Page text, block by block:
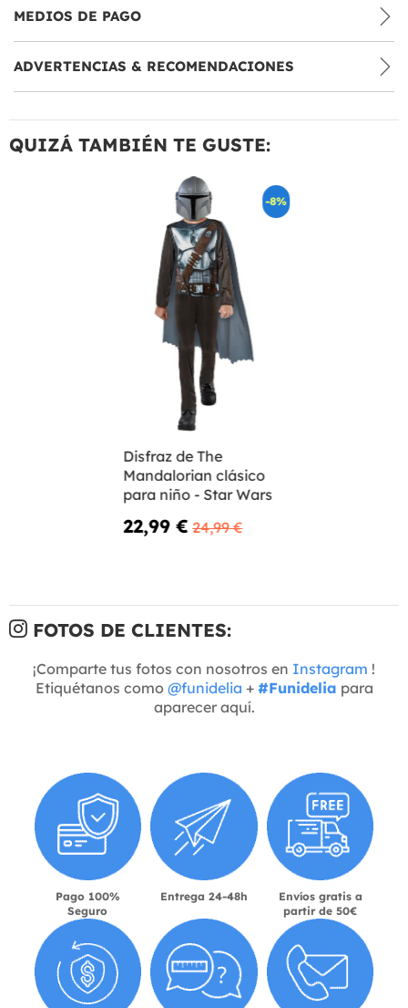
MEDIOS DE PAGO
ADVERTENCIAS & RECOMENDACIONES
QUIZÁ TAMBIÉN TE GUSTE:
-8%
Disfraz de The
Mandalorian clásico
para niño - Star Wars
22,99 € 24,99 €
FOTOS DE CLIENTES:
¡Comparte tus fotos con nosotros en Instagram !
Etiquétanos como @funidelia + #Funidelia para
aparecer aquí.
Pago 100%
Seguro
Entrega 24-48h
Envíos gratis a
partir de 50€